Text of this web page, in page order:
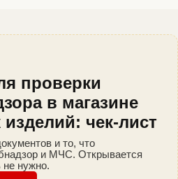
проверки
в магазине
изделий: чек-лист
и то, что
и МЧС. Открывается
не нужно.